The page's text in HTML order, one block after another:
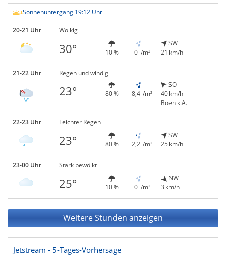
Sonnenuntergang 19:12 Uhr
20-21 Uhr Wolkig
30° 10 % 0 l/m²
SW
21 km/h
21-22 Uhr Regen und windig
23° 80 % 8,4 l/m²
SO
40 km/h
Böen k.A.
22-23 Uhr Leichter Regen
23° 80 % 2,2 l/m²
SW
25 km/h
23-00 Uhr Stark bewölkt
25° 10 % 0 l/m²
NW
3 km/h
Weitere Stunden anzeigen
Jetstream - 5-Tages-Vorhersage